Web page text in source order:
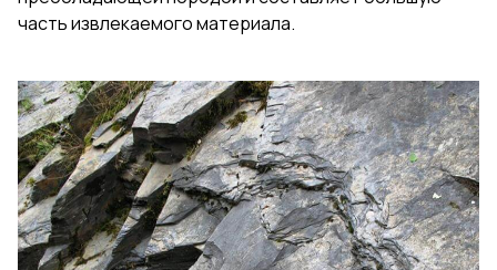
часть извлекаемого материала.